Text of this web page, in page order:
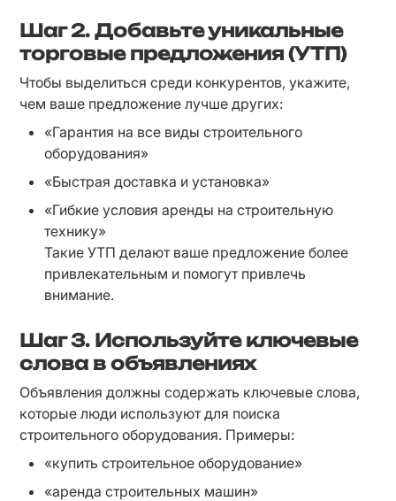
Шаг 2. Добавьте уникальные
торговые предложения (УТП)
Чтобы выделиться среди конкурентов, укажите,
чем ваше предложение лучше других:
«Гарантия на все виды строительного
оборудования»
«Быстрая доставка и установка»
«Гибкие условия аренды на строительную
технику»
Такие УТП делают ваше предложение более
привлекательным и помогут привлечь
внимание.
Шаг 3. Используйте ключевые
слова в объявлениях
Объявления должны содержать ключевые слова,
которые люди используют для поиска
строительного оборудования. Примеры:
«купить строительное оборудование»
«аренда строительных машин»